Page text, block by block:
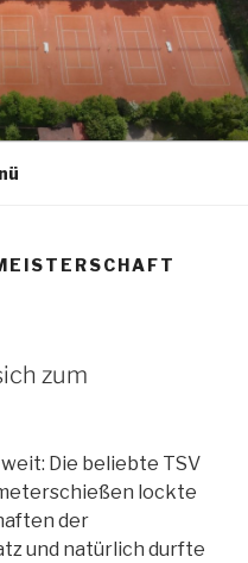
zum
weit: Die beliebte TSV
lockte
der
und natürlich durfte